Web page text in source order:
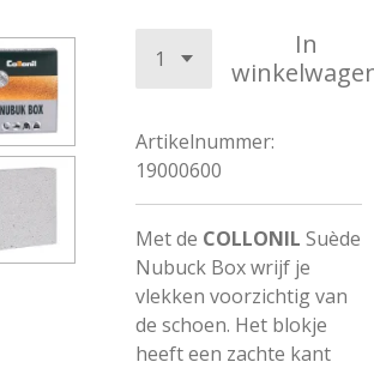
In
Artikelnummer:
19000600
Met de COLLONIL Suède
Nubuck Boxwrijf je
vlekken voorzichtig van
de schoen. Het blokje
heeft een zachte kant